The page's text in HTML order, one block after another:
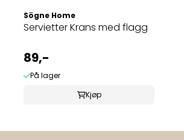
Sögne Home
Servietter Krans med flagg
89,-
På lager
Kjøp